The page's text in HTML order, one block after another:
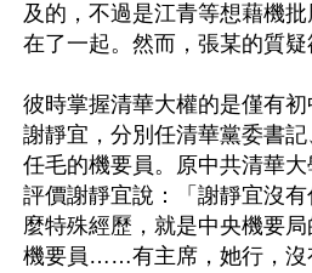
及的，不過是江青等想藉機
在了一起。然而，張某的質疑
彼時掌握清華大權的是僅有
謝靜宜，分別任清華黨委書
任毛的機要員。原中共清華
評價謝靜宜說：「謝靜宜沒
麼特殊經歷，就是中央機要
機要員……有主席，她行，沒